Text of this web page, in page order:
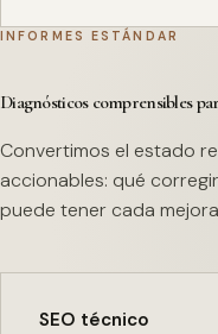
INFORMES ESTÁNDAR
Diagnósticos comprensibles
Convertimos el estado
accionables: qué
puede tener cada
SEO técnico